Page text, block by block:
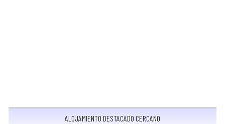
ALOJAMIENTO DESTACADO CERCANO